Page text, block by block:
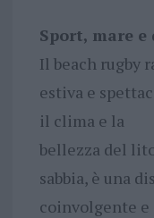
Sport, mare
Il beach rugby
estiva e
il clima e la
bellezza del
sabbia, è una
coinvolgente e